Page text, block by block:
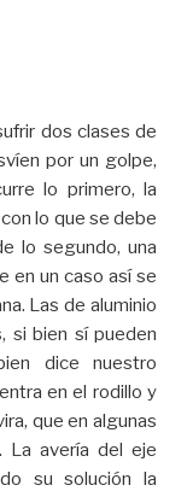
dos clases de
por un golpe,
lo primero, la
lo que se debe
lo segundo, una
en un caso así se
Las de aluminio
si bien sí pueden
dice nuestro
en el rodillo y
que en algunas
La avería del eje
su solución la